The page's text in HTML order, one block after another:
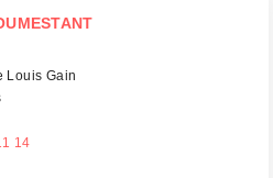
Louis Gain
14